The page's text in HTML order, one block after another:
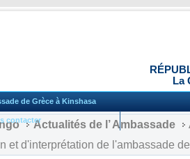
La
de Grèce à Kinshasa
contacterActualités de l’ Ambassade
et d'interprétation de l'ambassade